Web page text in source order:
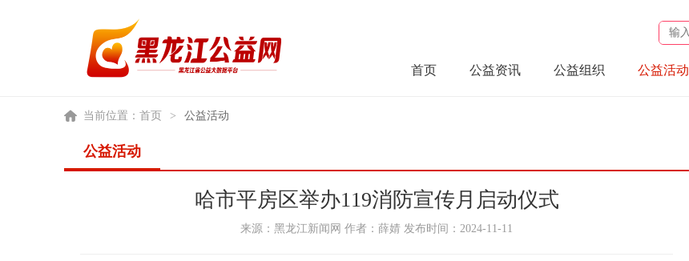
首页 公益资讯 公益组织 公益活动
当前位置： 首页 > 公益活动
公益活动
哈市平房区举办119消防宣传月启动仪式
来源：黑龙江新闻网 作者：薛婧 发布时间：2024-11-11